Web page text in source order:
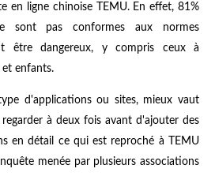
en ligne chinoise TEMU. En effet, 81%
sont pas conformes aux normes
être dangereux, y compris ceux à
enfants.
d'applications ou sites, mieux vaut
à deux fois avant d'ajouter des
en détail ce qui est reproché à TEMU
menée par plusieurs associations